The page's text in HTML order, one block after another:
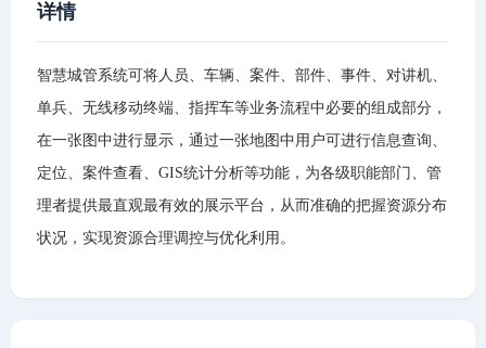
详情
智慧城管系统可将人员、车辆、案件、部件、事件、对讲机、
单兵、无线移动终端、指挥车等业务流程中必要的组成部分，
在一张图中进行显示，通过一张地图中用户可进行信息查询、
定位、案件查看、GIS统计分析等功能，为各级职能部门、管
理者提供最直观最有效的展示平台，从而准确的把握资源分布
状况，实现资源合理调控与优化利用。